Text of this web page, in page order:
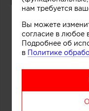
Борис Уборевич-
нам требуется
Вы можете
согласие в любое
Подробнее об
в Политике